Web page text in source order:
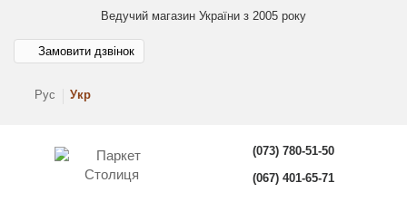
Ведучий магазин України з 2005 року
Рус Укр
Замовити дзвінок
(073) 780-51-50
(067) 401-65-71